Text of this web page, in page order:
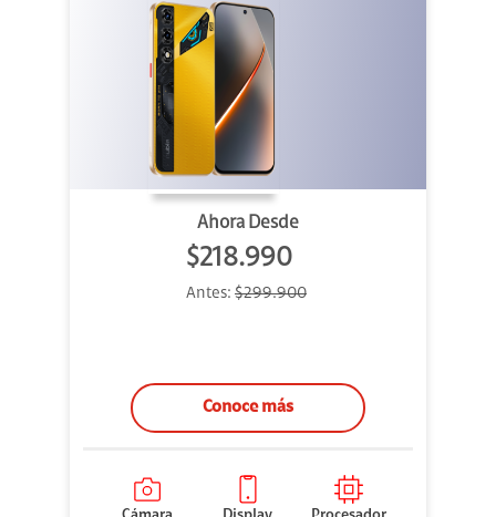
Ahora Desde
$218.990
Antes: $299.900
Conoce más